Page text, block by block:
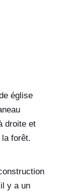
église
droite et
forêt.
y a un